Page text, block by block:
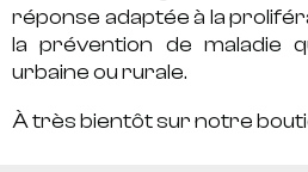
réponse adaptée à la
la prévention de maladie
urbaine ou rurale.
À très bientôt sur notre